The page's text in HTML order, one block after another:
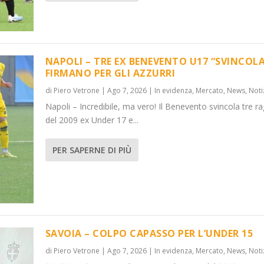
15
NAPOLI – TRE EX BENEVENTO U17
FIRMANO PER GLI AZZURRI
di Piero Vetrone | Ago 7, 2026| In evidenza, Mercato, News,
Napoli – Incredibile, ma vero! Il Benevento svincola tre
del 2009 ex Under 17 e...
PER SAPERNE DI PIÙ
SAVOIA – COLPO CAPASSO PER L’UNDER 15
di Piero Vetrone | Ago 7, 2026| In evidenza, Mercato, News,